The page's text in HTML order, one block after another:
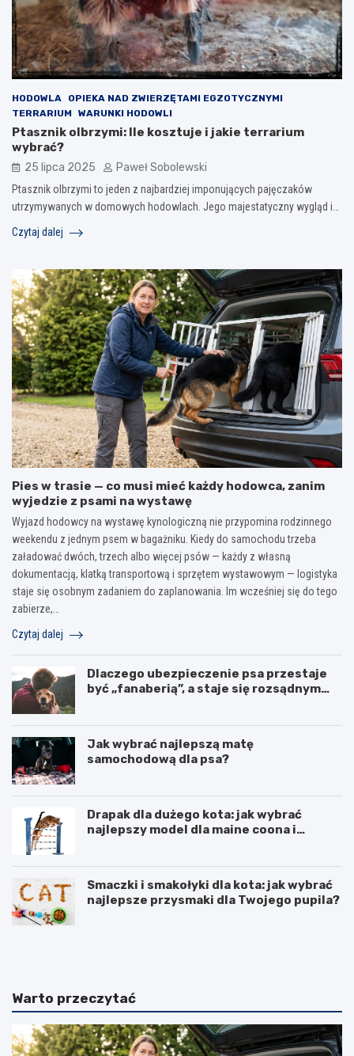
HODOWLA
OPIEKA NAD ZWIERZĘTAMI EGZOTYCZNYMI
TERRARIUM
WARUNKI HODOWLI
Ptasznik olbrzymi: Ile kosztuje i jakie terrarium
wybrać?
25 lipca 2025 Paweł Sobolewski
Ptasznik olbrzymi to jeden z najbardziej imponujących pajęczaków
utrzymywanych w domowych hodowlach. Jego majestatyczny wygląd i…
Czytaj dalej
Pies w trasie — co musi mieć każdy hodowca, zanim
wyjedzie z psami na wystawę
Wyjazd hodowcy na wystawę kynologiczną nie przypomina rodzinnego
weekendu z jednym psem w bagażniku. Kiedy do samochodu trzeba
załadować dwóch, trzech albo więcej psów — każdy z własną
dokumentacją, klatką transportową i sprzętem wystawowym — logistyka
staje się osobnym zadaniem do zaplanowania. Im wcześniej się do tego
zabierze,…
Czytaj dalej
Dlaczego ubezpieczenie psa przestaje
być „fanaberią”, a staje się rozsądnym
Jak wybrać najlepszą matę
samochodową dla psa?
Drapak dla dużego kota: jak wybrać
najlepszy model dla maine coona i
Smaczki i smakołyki dla kota: jak wybrać
najlepsze przysmaki dla Twojego pupila?
D
k
i
k
J
r
e
a
Warto przeczytać